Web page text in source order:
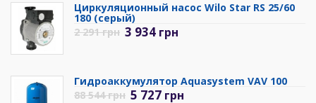
Циркуляционный насос Wilo Star RS 25/60
180 (серый)
2 291грн 3 934 грн
Гидроаккумулятор Aquasystem VAV 100
88 544грн 5 727 грн